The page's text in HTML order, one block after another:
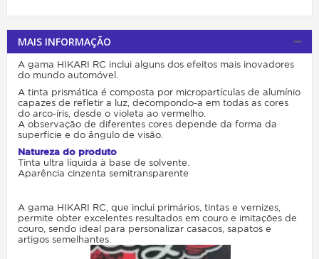
MAIS INFORMAÇÃO
A gama HIKARI RC inclui alguns dos efeitos mais inovadores
do mundo automóvel.
A tinta prismática é composta por micropartículas de alumínio
capazes de refletir a luz, decompondo-a em todas as cores
do arco-íris, desde o violeta ao vermelho.
A observação de diferentes cores depende da forma da
superfície e do ângulo de visão.
Natureza do produto
Tinta ultra líquida à base de solvente.
Aparência cinzenta semitransparente
A gama HIKARI RC, que inclui primários, tintas e vernizes,
permite obter excelentes resultados em couro e imitações de
couro, sendo ideal para personalizar casacos, sapatos e
artigos semelhantes.